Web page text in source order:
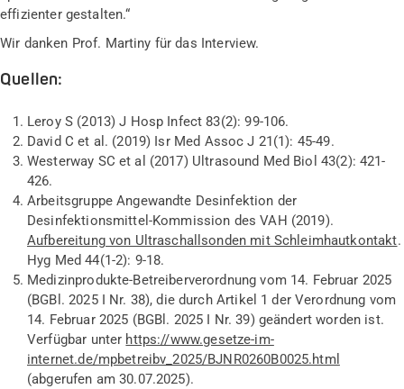
effizienter gestalten.“
Wir danken Prof. Martiny für das Interview.
Quellen:
Leroy S (2013) J Hosp Infect 83(2): 99-106.
David Cet al. (2019) IsrMed Assoc J 21(1): 45-49.
Westerway SC et al (2017) Ultrasound Med Biol 43(2): 421-
426.
Arbeitsgruppe Angewandte Desinfektion der
Desinfektionsmittel-Kommission des VAH (2019).
Aufbereitung von Ultraschallsonden mit Schleimhautkontakt.
Hyg Med 44(1-2): 9-18.
Medizinprodukte-Betreiberverordnung vom 14. Februar 2025
(BGBl. 2025 I Nr. 38), die durch Artikel 1 der Verordnung vom
14. Februar 2025 (BGBl. 2025 I Nr. 39) geändert worden ist.
Verfügbar unter https://www.gesetze-im-
internet.de/mpbetreibv_2025/BJNR0260B0025.html
(abgerufen am30.07.2025).